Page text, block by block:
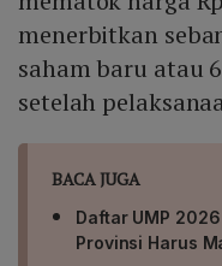
menerbitkan
saham baru atau
setelah
BACA JUGA
Daftar UMP
Provinsi Harus